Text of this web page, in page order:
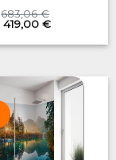
683,06€
Original
price
was:
419,00 €Current
is: